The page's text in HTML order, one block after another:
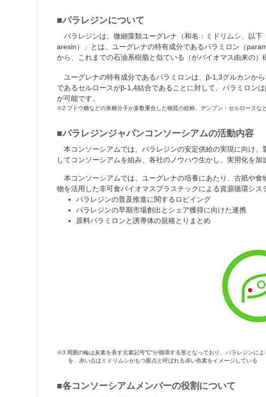
■パラレジンについて
パラレジンは、微細藻類ユーグレナ（和名：ミドリムシ、以
aresin）」とは、ユーグレナの特有成分であるパラミロン（
から、これまでの石油系樹脂と似ている（がバイオマス由来の）
ユーグレナの特有成分であるパラミロンは、β-1,3グルカンから
であるセルロースがβ-1,4結合であることに対して、パラミロン
が可能です。
※2 ブドウ糖などの単糖分子が多数重合した物質の総称。デンプン・セルロース
■パラレジンジャパンコンソーシアムの活動内容
本コンソーシアムでは、パラレジンの安定供給の実現に向け
してコンソーシアムを組み、各社のノウハウ生かし、実用化を加
本コンソーシアムでは、ユーグレナの培養にあたり、古紙や
物を活用した非可食バイオマスプラスチックによる資源循環シ
パラレジンの普及推進に関するロビイング
パラレジンの早期市場創出とシェア獲得に向けた連携
原料パラミロンと誘導体の規格とりまとめ
※3 周囲の輪は炭素を表す元素記号"C"が循環する形となっており、パラレジンに
を、赤い点はミドリムシがもつ眼点と呼ばれる赤い色素をイメージしている
■各コンソーシアムメンバーの役割について